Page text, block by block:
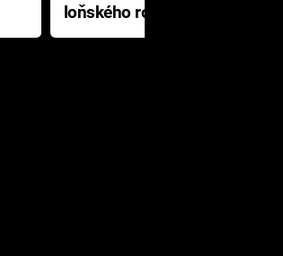
loňského roku: Disney na
jediné katastrofě prodělal 200